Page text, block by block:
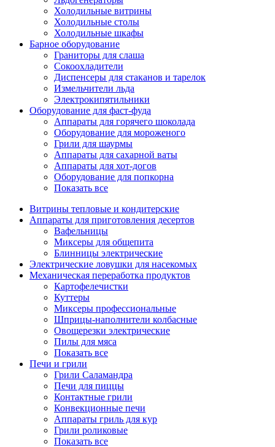
Холодильные витрины
Холодильные столы
Холодильные шкафы
Барное оборудование
Граниторы для слаша
Сокоохладители
Диспенсеры для стаканов и тарелок
Измельчители льда
Электрокипятильники
Оборудование для фаст-фуда
Аппараты для горячего шоколада
Оборудование для мороженого
Грили для шаурмы
Аппараты для сахарной ваты
Аппараты для хот-догов
Оборудование для попкорна
Показать все
Витрины тепловые и кондитерские
Аппараты для приготовления десертов
Вафельницы
Миксеры для общепита
Блинницы электрические
Электрические ловушки для насекомых
Механическая переработка продуктов
Картофелечистки
Куттеры
Миксеры профессиональные
Шприцы-наполнители колбасные
Овощерезки электрические
Пилы для мяса
Показать все
Печи и грили
Грили Саламандра
Печи для пиццы
Контактные грили
Конвекционные печи
Аппараты гриль для кур
Грили роликовые
Показать все